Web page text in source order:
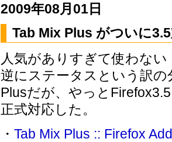
2009年08月01日
Tab Mix Plus がついに
人気がありすぎて使わな
逆にステータスという訳
Plusだが、やっと
正式対応した。
・ Tab Mix Plus :: Firefox